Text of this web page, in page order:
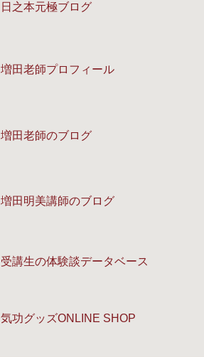
日之本元極ブログ
増田老師プロフィール
増田老師のブログ
増田明美講師のブログ
受講生の体験談データベース
気功グッズONLINE SHOP